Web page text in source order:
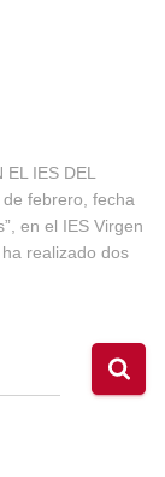
IES DEL
febrero, fecha
en el IES Virgen
realizado dos